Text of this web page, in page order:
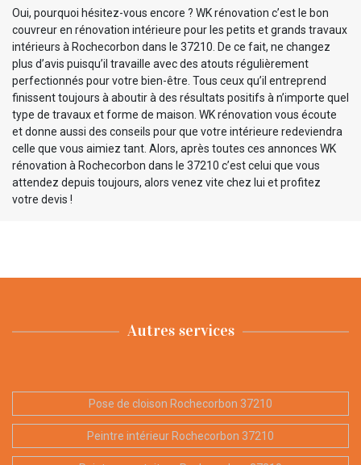
Oui, pourquoi hésitez-vous encore ? WK rénovation c’est le bon
couvreur en rénovation intérieure pour les petits et grands travaux
intérieurs à Rochecorbon dans le 37210. De ce fait, ne changez
plus d’avis puisqu’il travaille avec des atouts régulièrement
perfectionnés pour votre bien-être. Tous ceux qu’il entreprend
finissent toujours à aboutir à des résultats positifs à n’importe quel
type de travaux et forme de maison. WK rénovation vous écoute
et donne aussi des conseils pour que votre intérieure redeviendra
celle que vous aimiez tant. Alors, après toutes ces annonces WK
rénovation à Rochecorbon dans le 37210 c’est celui que vous
attendez depuis toujours, alors venez vite chez lui et profitez
votre devis !
Autres services
Pose de cloison Rochecorbon 37210
Peintre intérieur Rochecorbon 37210